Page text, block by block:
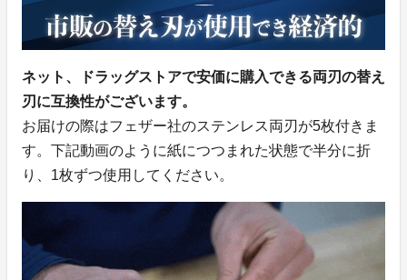
ネット、ドラッグストアで安価に購入できる両刃の替え
刃に互換性がございます。
お届けの際はフェザー社のステンレス両刃が5枚付きま
す。下記動画のように紙につつまれた状態で半分に折
り、1枚ずつ使用してください。